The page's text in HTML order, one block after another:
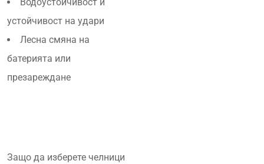
устойчивост на удари
Лесна смяна на
батерията или
презареждане
Защо да изберете челници